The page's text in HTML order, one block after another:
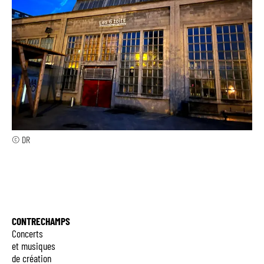
© DR
CONTRECHAMPS
Concerts
et musiques
de création